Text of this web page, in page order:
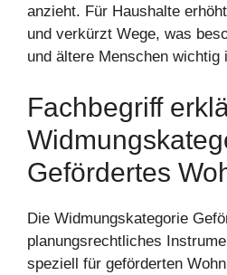
anzieht. Für Haushalte
und verkürzt Wege, was
und ältere Menschen wichtig
Fachbegriff
Gefördertes
Die Widmungskategorie
planungsrechtliches
speziell für geförderten